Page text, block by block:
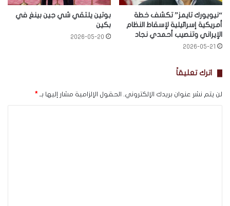
“نيويورك تايمز” تكشف خطة
أمريكية إسرائيلية لإسقاط النظام
الإيراني وتنصيب أحمدي نجاد
2026-05-21
بوتين يلتقي شي جين بينغ في
بكين
2026-05-20
اترك تعليقاً
لن يتم نشر عنوان بريدك الإلكتروني. الحقول الإلزامية مشار إليها بـ *